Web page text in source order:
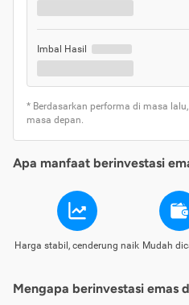
Imbal Hasil
* Berdasarkan performa di masa
masa depan.
Apa manfaat berinvestasi
Harga stabil, cenderung naik Mudah
Mengapa berinvestasi emas